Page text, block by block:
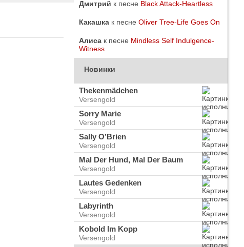
Дмитрий к песне Black Attack-Heartless
Какашка к песне Oliver Tree-Life Goes On
Алиса к песне Mindless Self Indulgence-
Witness
Новинки
Thekenmädchen
Versengold
Sorry Marie
Versengold
Sally O’Brien
Versengold
Mal Der Hund, Mal Der Baum
Versengold
Lautes Gedenken
Versengold
Labyrinth
Versengold
Kobold Im Kopp
Versengold